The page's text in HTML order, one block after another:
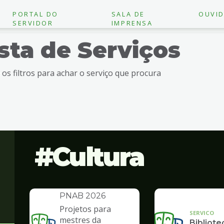
PORTAL DO
SERVIDOR
SALA DE
IMPRENSA
de Serviços
os filtros para achar o serviço que procura
Cultura
INSTITUCIONAL
PNAB 2026
Projetos para
mestres da
SERVICO